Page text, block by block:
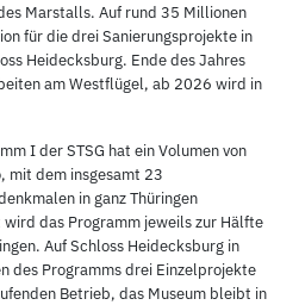
Marstalls. Auf rund 35 Millionen
für die drei Sanierungsprojekte in
Heidecksburg. Ende des Jahres
am Westflügel, ab 2026 wird in
I der STSG hat ein Volumen von
mit dem insgesamt 23
in ganz Thüringen
das Programm jeweils zur Hälfte
Auf Schloss Heidecksburg in
des Programms drei Einzelprojekte
Betrieb, das Museum bleibt in